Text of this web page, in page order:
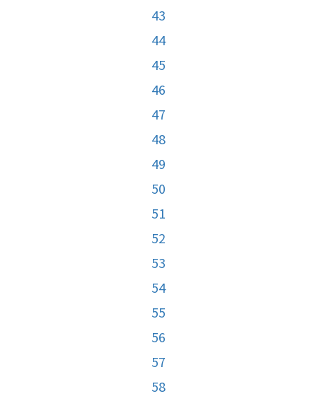
43
44
45
46
47
48
49
50
51
52
53
54
55
56
57
58